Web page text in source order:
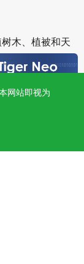
木、植被和天
植条件。
制定的宏伟蓝
网站即视为